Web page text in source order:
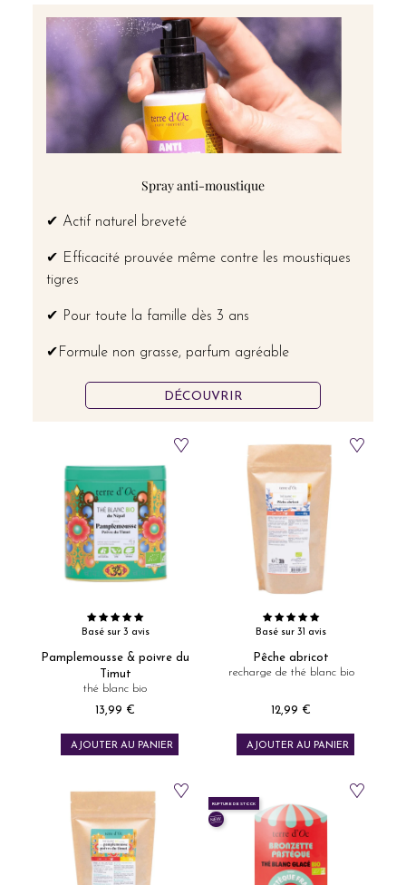
Spray anti-moustique
✔ Actif naturel breveté
✔ Efficacité prouvée même contre les moustiques
tigres
✔ Pour toute la famille dès 3 ans
✔Formule non grasse, parfum agréable
DÉCOUVRIR
Basé sur 3 avis
Pamplemousse & poivre du
Timut
thé blanc bio
Prix
13,99 €
AJOUTER AU PANIER
Basé sur 31 avis
Pêche abricot
recharge de thé blanc bio
Prix
12,99 €
AJOUTER AU PANIER
RUPTURE DE STOCK